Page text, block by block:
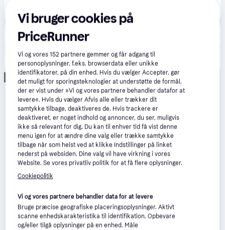
apotekeren.dk
29 kr. fragt,2-3 dage
Aptus Bucacat 45 g
Annonce
Vi bruger cookies på
PriceRunner
Vi og vores152 partnere gemmer og får adgang til
personoplysninger, f.eks. browserdata eller unikke
identifikatorer, på din enhed. Hvis du vælger Accepter, gør
det muligt for sporingsteknologier at understøtte de formål,
der er vist under »Vi og vores partnere behandler datafor at
levere«. Hvis du vælger Afvis alle eller trækker dit
samtykke tilbage, deaktiveres de. Hvis trackere er
deaktiveret, er noget indhold og annoncer, du ser, muligvis
ikke så relevant for dig. Du kan til enhver tid få vist denne
menu igen for at ændre dine valg eller trække samtykke
tilbage når som helst ved at klikke Indstillinger på linket
nederst på websiden. Dine valg vil have virkning i vores
Website. Se vores privatliv politik for at få flere oplysninger.
Cookiepolitik
Vi og vores partnere behandler data for at levere
Bruge præcise geografiske placeringsoplysninger. Aktivt
scanne enhedskarakteristika til identifikation. Opbevare
og/eller tilgå oplysninger på en enhed. Måle